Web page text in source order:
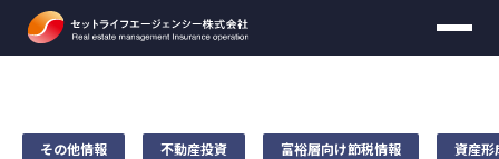
その他情報 不動産投資 富裕層向け節税情報 資産形
資料ダウンロード
資料請求
無料個別セミナー
お問い合わせ